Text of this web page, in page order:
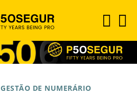
GESTÃO DE NUMERÁRIO